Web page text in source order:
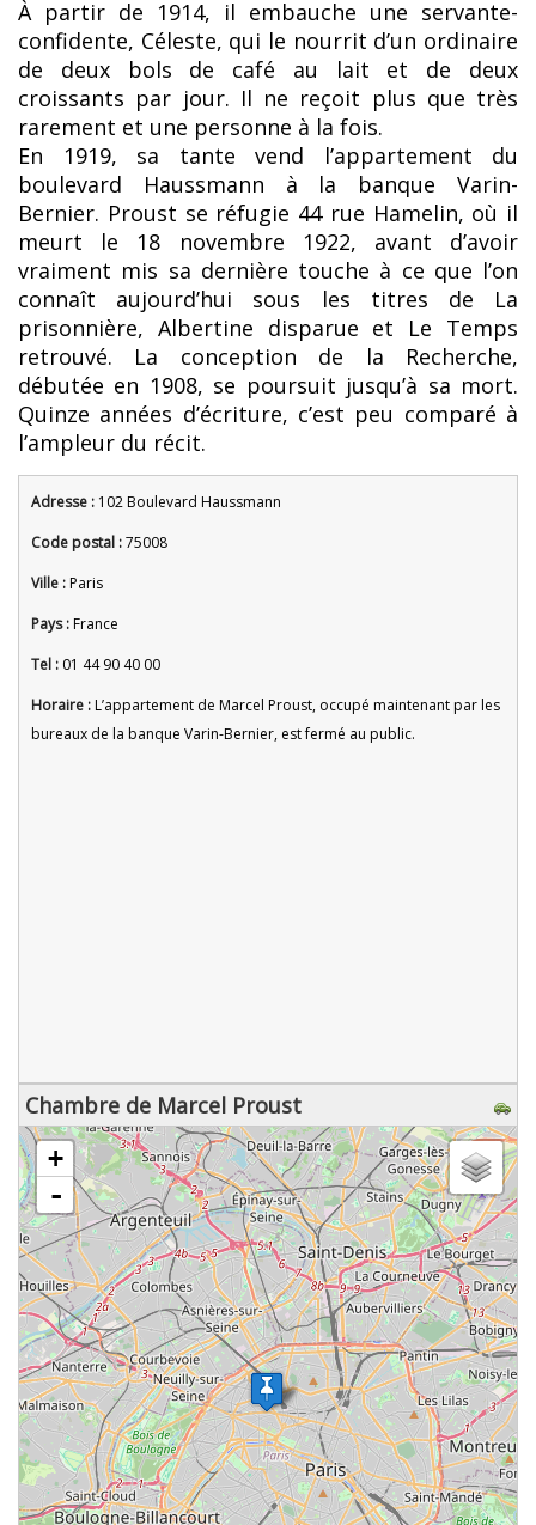
À partir de 1914, il embauche une servante-
confidente, Céleste, qui le nourrit d’un ordinaire
de deux bols de café au lait et de deux
croissants par jour. Il ne reçoit plus que très
rarement et une personne à la fois.
En 1919, sa tante vend l’appartement du
boulevard Haussmann à la banque Varin-
Bernier. Proust se réfugie 44 rue Hamelin, où il
meurt le 18 novembre 1922, avant d’avoir
vraiment mis sa dernière touche à ce que l’on
connaît aujourd’hui sous les titres de La
prisonnière, Albertine disparue et Le Temps
retrouvé. La conception de la Recherche,
débutée en 1908, se poursuit jusqu’à sa mort.
Quinze années d’écriture, c’est peu comparé à
l’ampleur du récit.
Adresse : 102 Boulevard Haussmann
Code postal :75008
Ville :Paris
Pays :France
Tel : 01 44 90 40 00
Horaire :L’appartement de Marcel Proust, occupé maintenant par les
bureaux de la banque Varin-Bernier, est fermé au public.
Chambre de Marcel Proust
chargement de la carte - veuillez patienter...
+
-